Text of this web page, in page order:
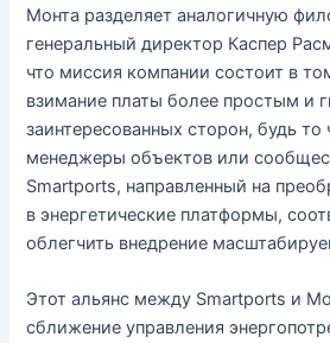
Монта разделяет аналогичную
генеральный директор Каспер
что миссия компании состоит в
взимание платы более простым и
заинтересованных сторон, будь то
менеджеры объектов или
Smartports, направленный на
в энергетические платформы,
облегчить внедрение
Этот альянс между Smartports и
сближение управления